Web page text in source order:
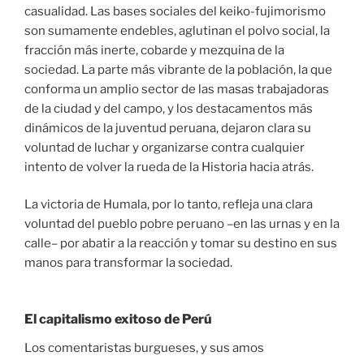
casualidad. Las bases sociales del keiko-fujimorismo
son sumamente endebles, aglutinan el polvo social, la
fracción más inerte, cobarde y mezquina de la
sociedad. La parte más vibrante de la población, la que
conforma un amplio sector de las masas trabajadoras
de la ciudad y del campo, y los destacamentos más
dinámicos de la juventud peruana, dejaron clara su
voluntad de luchar y organizarse contra cualquier
intento de volver la rueda de la Historia hacia atrás.
La victoria de Humala, por lo tanto, refleja una clara
voluntad del pueblo pobre peruano –en las urnas y en la
calle– por abatir a la reacción y tomar su destino en sus
manos para transformar la sociedad.
El capitalismo exitoso de Perú
Los comentaristas burgueses, y sus amos